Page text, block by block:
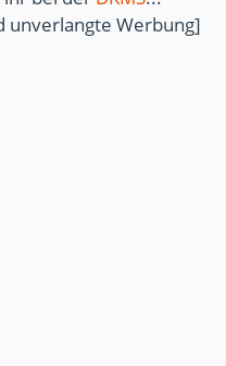
unverlangte Werbung]